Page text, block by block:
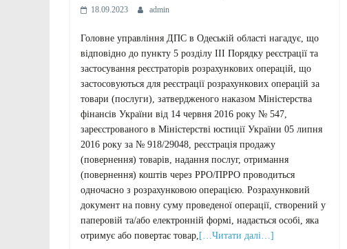
18.09.2023 admin
Головне управління ДПС в Одеській області нагадує, що
відповідно до пункту 5 розділу ІІІ Порядку реєстрації та
застосування реєстраторів розрахункових операцій, що
застосовуються для реєстрації розрахункових операцій за
товари (послуги), затвердженого наказом Міністерства
фінансів України від 14 червня 2016 року № 547,
зареєстрованого в Міністерстві юстиції України 05 липня
2016 року за № 918/29048, реєстрація продажу
(повернення) товарів, надання послуг, отримання
(повернення) коштів через РРО/ПРРО проводиться
одночасно з розрахунковою операцією. Розрахунковий
документ на повну суму проведеної операції, створений у
паперовій та/або електронній формі, надається особі, яка
отримує або повертає товар, […Читати далі…]